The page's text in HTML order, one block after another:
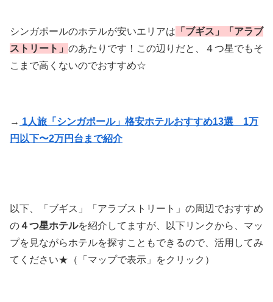
シンガポールのホテルが安いエリアは 「ブギス」「アラブ
ストリート」 のあたりです！この辺りだと、４つ星でもそ
こまで高くないのでおすすめ☆
→ 1人旅「シンガポール」格安ホテルおすすめ13選 1万
円以下〜2万円台まで紹介
以下、「ブギス」「アラブストリート」の周辺でおすすめ
の４つ星ホテルを紹介してますが、以下リンクから、マッ
プを見ながらホテルを探すこともできるので、活用してみ
てください★（「マップで表示」をクリック）